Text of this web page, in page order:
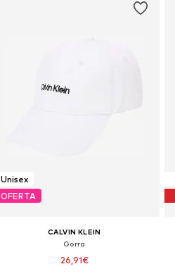
Unisex
OFERTA
CALVIN KLEIN
Gorra
26,91€